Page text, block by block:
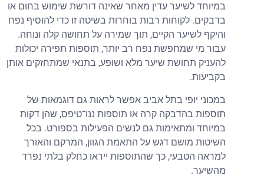
במיוחד לשיער עדין מאחר שאינה דורשת שימוש בחום או
בדבקים. לקוחות רבות בוחרות בשיטה זו כדי להוסיף נפח
והיקף לשיער הקיים, תוך שמירה על תחושה קלה ונוחה.
עבור מי שמחפשת נפח רב יותר, תוספות תפירה יכולות
להעניק תחושת שיער מלא ושופע, בתנאי שמתחזקים אותן
בקביעות.
במכוני יופי בתל אביב אפשר לראות גם דוגמאות של
תוספות בהדבקה קרה או תוספות ננו־טיפס, שהן דקות
במיוחד ומתאימות גם לנשים הפעילות בספורט. בכל
השיטות מושם דגש על התאמת הגוון, המרקם והאורך
למראה הטבעי, כך שהתוספות ייראו כחלק בלתי נפרד
מהשיער.